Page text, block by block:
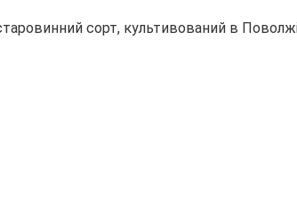
сорт, культивований в